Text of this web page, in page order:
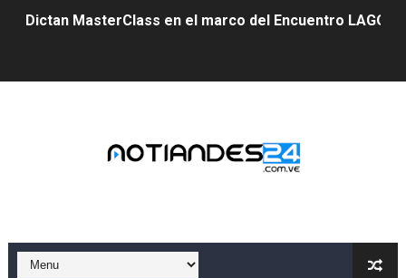
Dictan MasterClass en el marco del Encuentro LAGO
Gobernador Arnaldo Sánchez apadrina a más de 993
Mérida fortalece su reserva deportiva de cara a